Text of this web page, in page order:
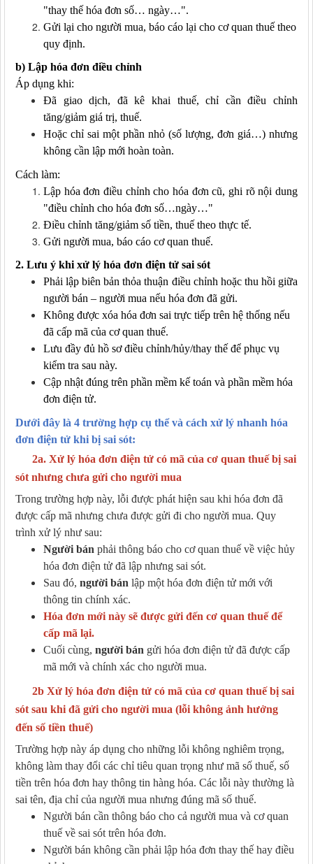
"thay thế hóa đơn số… ngày…".
Gửi lại cho người mua, báo cáo lại cho cơ quan thuế theo
quy định.
b) Lập hóa đơn điều chỉnh
Áp dụng khi:
Đã giao dịch, đã kê khai thuế, chỉ cần điều chỉnh
tăng/giảm giá trị, thuế.
Hoặc chỉ sai một phần nhỏ (số lượng, đơn giá…) nhưng
không cần lập mới hoàn toàn.
Cách làm:
Lập hóa đơn điều chỉnh cho hóa đơn cũ, ghi rõ nội dung
"điều chỉnh cho hóa đơn số…ngày…"
Điều chỉnh tăng/giảm số tiền, thuế theo thực tế.
Gửi người mua, báo cáo cơ quan thuế.
2. Lưu ý khi xử lý hóa đơn điện tử sai sót
Phải lập biên bản thỏa thuận điều chỉnh hoặc thu hồi giữa
người bán – người mua nếu hóa đơn đã gửi.
Không được xóa hóa đơn sai trực tiếp trên hệ thống nếu
đã cấp mã của cơ quan thuế.
Lưu đầy đủ hồ sơ điều chỉnh/hủy/thay thế để phục vụ
kiểm tra sau này.
Cập nhật đúng trên phần mềm kế toán và phần mềm hóa
đơn điện tử.
Dưới đây là 4 trường hợp cụ thểvà cách xử lý nhanh hóa
đơn điện tử khi bị sai sót:
2a. Xử lý hóa đơn điện tử có mã của cơ quan thuế bị sai
sót nhưng chưa gửi cho người mua
Trong trường hợp này, lỗi được phát hiện sau khi hóa đơn đã
được cấp mã nhưng chưa được gửi đi cho người mua. Quy
trình xử lý như sau:
Người bán phải thông báo cho cơ quan thuế về việc hủy
hóa đơn điện tử đã lập nhưng sai sót.
Sau đó, người bán lập một hóa đơn điện tử mới với
thông tin chính xác.
Hóa đơn mới này sẽ được gửi đến cơ quan thuế để
cấp mã lại.
Cuối cùng, người bán gửi hóa đơn điện tử đã được cấp
mã mới và chính xác cho người mua.
2b Xử lý hóa đơn điện tử có mã của cơ quan thuế bị sai
sót sau khi đã gửi cho người mua (lỗi không ảnh hưởng
đến số tiền thuế)
Trường hợp này áp dụng cho những lỗi không nghiêm trọng,
không làm thay đổi các chỉ tiêu quan trọng như mã số thuế, số
tiền trên hóa đơn hay thông tin hàng hóa. Các lỗi này thường là
sai tên, địa chỉ của người mua nhưng đúng mã số thuế.
Người bán cần thông báo cho cả người mua và cơ quan
thuế về sai sót trên hóa đơn.
Người bán không cần phải lập hóa đơn thay thế hay điều